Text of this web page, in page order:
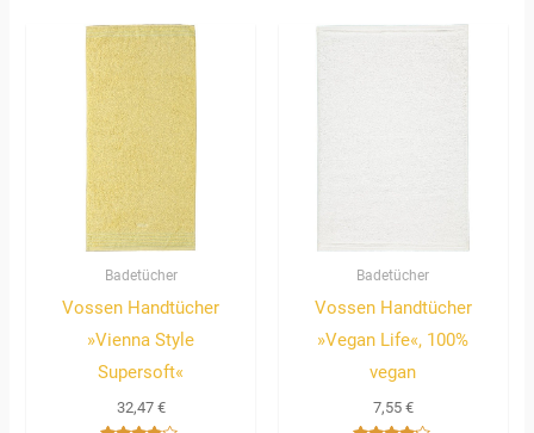
Badetücher
Vossen Handtücher
»Vienna Style
Supersoft«
32,47 €
Badetücher
Vossen Handtücher
»Vegan Life«, 100%
vegan
7,55 €